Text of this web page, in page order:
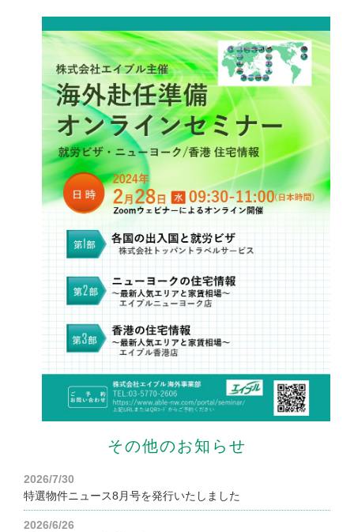
その他のお知らせ
2026/7/30
特選物件ニュース8月号を発行いたしました
2026/6/26